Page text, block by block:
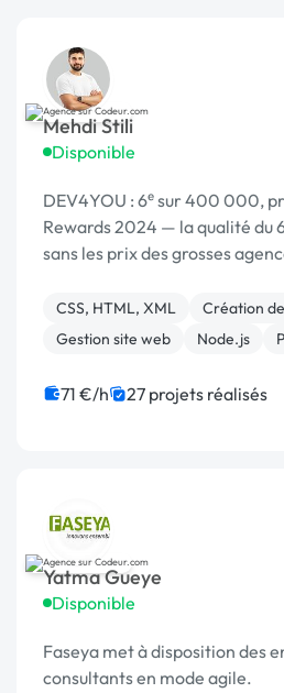
Mehdi Stili
Disponible
DEV4YOU : 6ᵉ sur 400 000,
Rewards 2024 — la qualité du
sans les prix des grosses
plateforme.
CSS, HTML, XML
Création
Gestion site web
Node.js
71 €/h 27 projets réalisés
Yatma Gueye
Disponible
Faseya met à disposition des
consultants en mode agile.